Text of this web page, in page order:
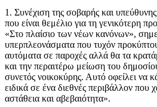
1. Συνέχιση της σοβαρής και
που είναι θεμέλιο για τη γενικότερη
«Στο πλαίσιο των νέων κανόνων»,
υπερπλεονάσματα που τυχόν
αυτόματα σε παροχές αλλά θα τα
και την περαιτέρω μείωση του
συνετός νοικοκύρης. Αυτό οφείλει να
ειδικά σε ένα διεθνές περιβάλλον που
αστάθεια και αβεβαιότητα».